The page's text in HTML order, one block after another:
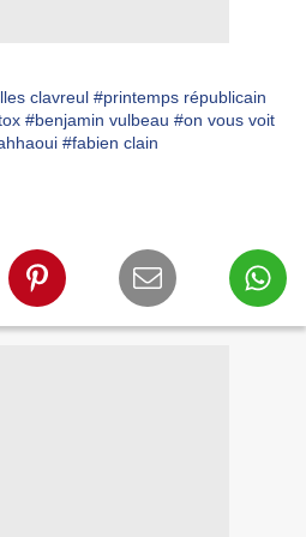
clavreul #printemps républicain
#benjamin vulbeau #on vous voit
#fabien clain